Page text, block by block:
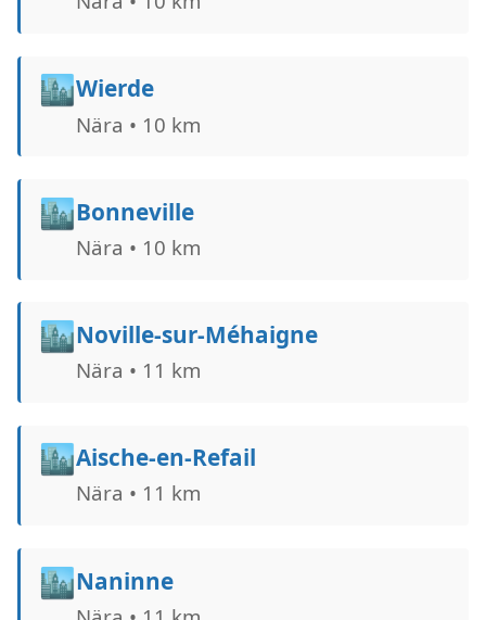
🏙️Wierde
Nära • 10 km
🏙️Bonneville
Nära • 10 km
🏙️Noville-sur-Méhaigne
Nära • 11 km
🏙️Aische-en-Refail
Nära • 11 km
🏙️Naninne